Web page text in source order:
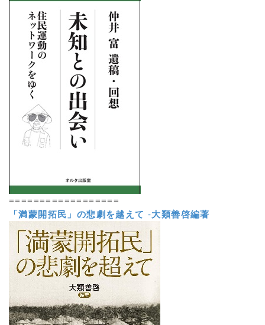
==================
「満蒙開拓民」の悲劇を越えて -大類善啓編著